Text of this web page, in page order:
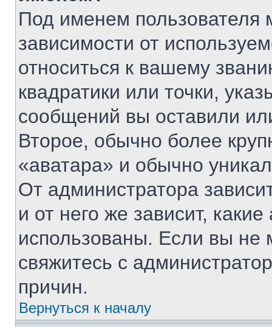
Под именем пользователя
зависимости от
относиться к вашему
квадратики или точки,
сообщений вы оставили
Второе, обычно более
«аватара» и обычно
От администратора
и от него же зависит,
использованы. Если вы не
свяжитесь с
причин.
Вернуться к началу